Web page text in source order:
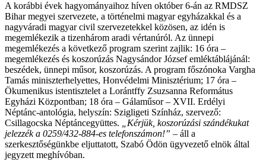
A korábbi évek hagyományaihoz híven október 6-án az RMDSZ
Bihar megyei szervezete, a történelmi magyar egyházakkal és a
nagyváradi magyar civil szervezetekkel közösen, az idén is
megemlékezik a tizenhárom aradi vértanúról. Az ünnepi
megemlékezés a következő program szerint zajlik: 16 óra –
megemlékezés és koszorúzás Nagysándor József emléktáblájánál:
beszédek, ünnepi műsor, koszorúzás. A program főszónoka Vargha
Tamás miniszterhelyettes, Honvédelmi Minisztérium; 17 óra –
Ökumenikus istentisztelet a Lorántffy Zsuzsanna Református
Egyházi Központban; 18 óra – Gálaműsor – XVII. Erdélyi
Néptánc-antológia, helyszín: Szigligeti Színház, szervező:
Csillagocska Néptáncegyüttes.
„Kérjük, koszorúzási szándékukat
jelezzék a 0259/432-884-es telefonszámon!” – áll a
szerkesztőségünkbe eljuttatott, Szabó Ödön ügyvezető elnök által
jegyzett meghívóban.